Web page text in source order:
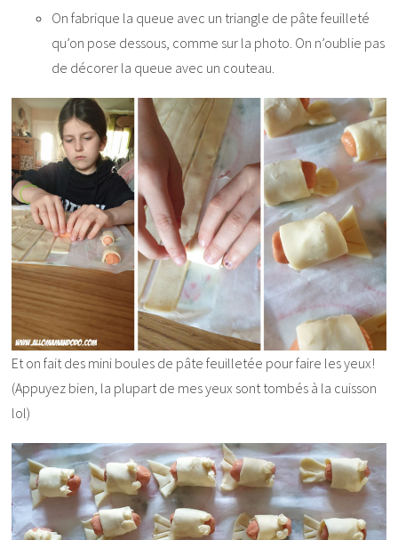
On fabrique la queue avec un triangle de pâte feuilleté
qu’on pose dessous, comme sur la photo. On n’oublie pas
de décorer la queue avec un couteau.
Et on fait des mini boules de pâte feuilletée pour faire les yeux!
(Appuyez bien, la plupart de mes yeux sont tombés à la cuisson
lol)